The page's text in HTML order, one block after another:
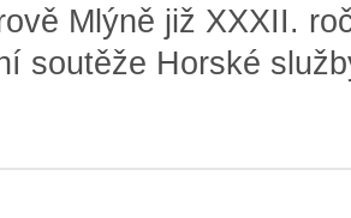
Mlýně již XXXII.
soutěže Horské